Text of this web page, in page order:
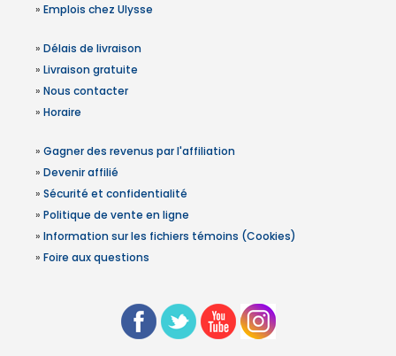
» Emplois chez Ulysse
» Délais de livraison
» Livraison gratuite
» Nous contacter
» Horaire
» Gagner des revenus par l'affiliation
» Devenir affilié
» Sécurité et confidentialité
» Politique de vente en ligne
» Information sur les fichiers témoins (Cookies)
» Foire aux questions